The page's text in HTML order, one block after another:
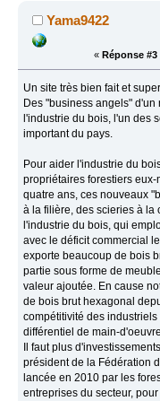
Yama9422
« Réponse #3
Un site très bien fait et
Des "business angels"
l'industrie du bois, l'un des
important du pays.
Pour aider l'industrie du
propriétaires forestiers
quatre ans, ces nouveaux
à la filière, des scieries à la
l'industrie du bois, qui
avec le déficit commercial
exporte beaucoup de bois
partie sous forme de
valeur ajoutée. En cause
de bois brut hexagonal
compétitivité des
différentiel de main-
Il faut plus
président de la Fédération
lancée en 2010 par les
entreprises du secteur,